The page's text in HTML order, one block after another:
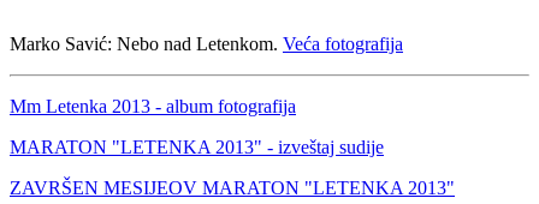
Marko Savić: Nebo nad Letenkom. Veća fotografija
Mm Letenka 2013 - album fotografija
MARATON "LETENKA 2013" - izveštaj sudije
ZAVRŠEN MESIJEOV MARATON "LETENKA 2013"